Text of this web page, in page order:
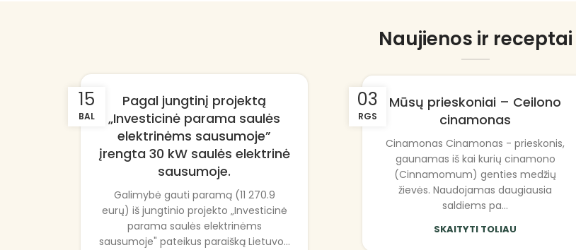
Naujienos ir receptai
15
BAL
Pagal jungtinį projektą
„Investicinė parama saulės
elektrinėms sausumoje”
įrengta 30 kW saulės elektrinė
sausumoje.
Galimybė gauti paramą (11 270.9
eurų) iš jungtinio projekto „Investicinė
parama saulės elektrinėms
sausumoje" pateikus paraišką Lietuvo...
03
RGS
Mūsų prieskoniai – Ceilono
cinamonas
Cinamonas Cinamonas - prieskonis,
gaunamas iš kai kurių cinamono
(Cinnamomum) genties medžių
žievės. Naudojamas daugiausia
saldiems pa...
SKAITYTI TOLIAU